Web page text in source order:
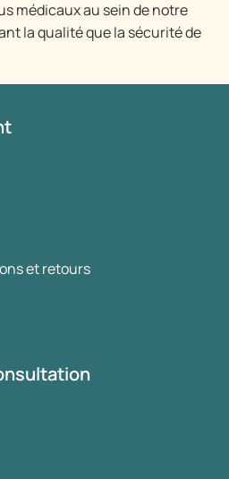
médicaux au sein de notre
la qualité que la sécurité de
et retours